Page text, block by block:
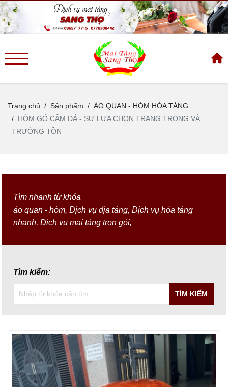
Trang chủ Sản phẩm
ÁO QUAN - HÒM HỎA TÁNG
HÒM GỖ CẨM ĐÁ - SỰ LỰA CHỌN TRANG TRỌNG VÀ
TRƯỜNG TỒN
Tìm nhanh từ khóa
áo quan - hòm,Dịch vụ địa táng,Dịch vụ hỏa táng
nhanh,Dịch vụ mai táng trọn gói,
Tìm kiếm:
TÌM KIẾM